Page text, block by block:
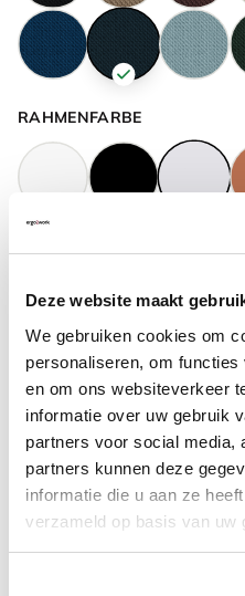
Deze website maakt
We gebruiken cookies om
personaliseren, om
en om ons websiteverkeer
informatie over uw gebruik
partners voor social media,
partners kunnen deze
informatie die u aan ze
verzameld op basis van uw
RAHMENFARBE
GASFEDERHÖHE
BODENKONTAKT
FUSSRING ?